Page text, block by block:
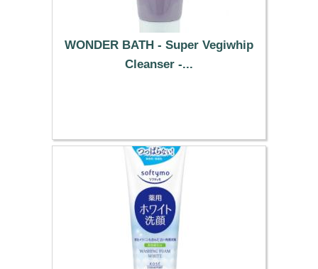
WONDER BATH - Super Vegiwhip
Cleanser -...